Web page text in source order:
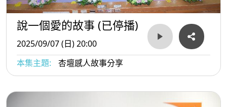
說一個愛的故事 (已停播)
2025/09/07 (日) 20:00
本集主題:
杏壇感人故事分享